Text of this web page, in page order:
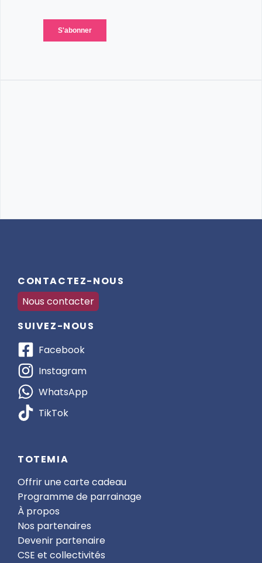
Vocabulaire spécifique de l'équitation pour améliorer
ton anglais dans ce domaine.
CONTACTEZ-NOUS
Nous contacter
SUIVEZ-NOUS
Facebook
Instagram
WhatsApp
TikTok
TOTEMIA
Offrir une carte cadeau
Programme de parrainage
À propos
Nos partenaires
Devenir partenaire
CSE et collectivités